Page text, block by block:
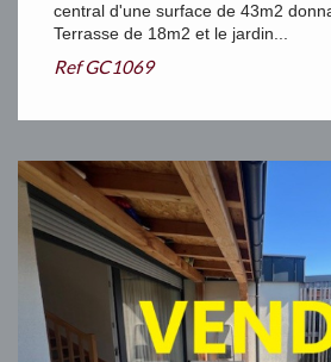
central d'une surface de 43m2
Terrasse de 18m2 et le jardin...
RefGC1069